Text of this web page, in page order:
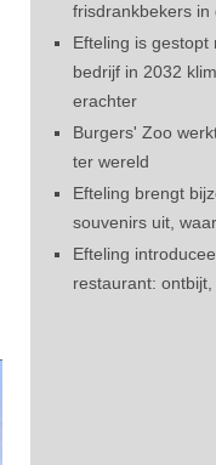
frisdrankbekers in
Efteling is
bedrijf in 2032
erachter
Burgers' Zoo
ter wereld
Efteling brengt
souvenirs uit,
Efteling
restaurant: